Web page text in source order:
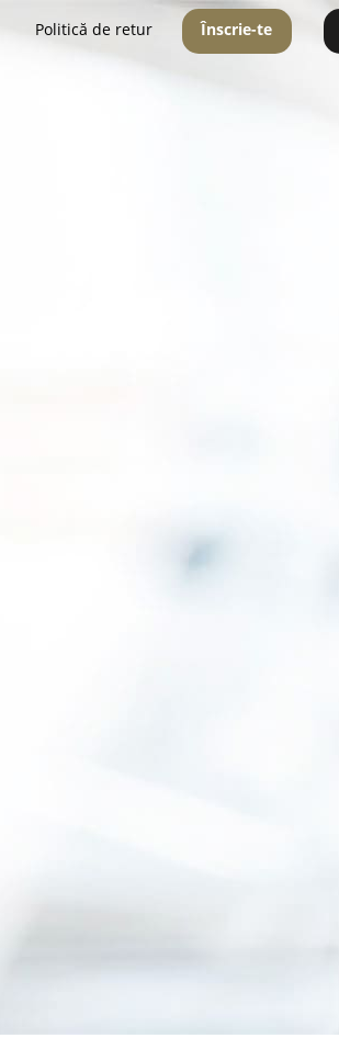
Politică de retur Înscrie-te